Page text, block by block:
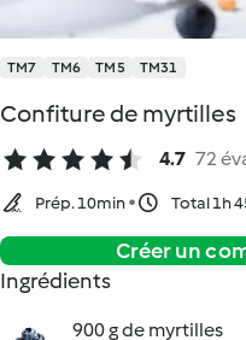
TM7 TM6 TM5 TM31
Confiture de myrtilles
4.7 72
Prép. 10min Total 1h
Créer un
Ingrédients
900 g de myrtilles